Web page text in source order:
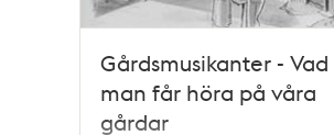
Gårdsmusikanter - Vad
man får höra på våra
gårdar